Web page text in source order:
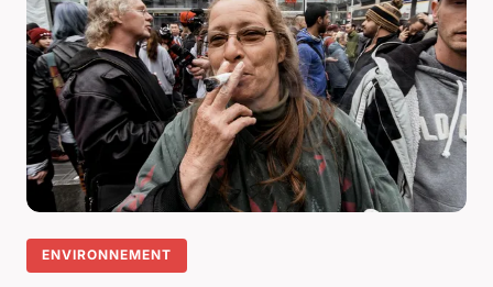
ENVIRONNEMENT